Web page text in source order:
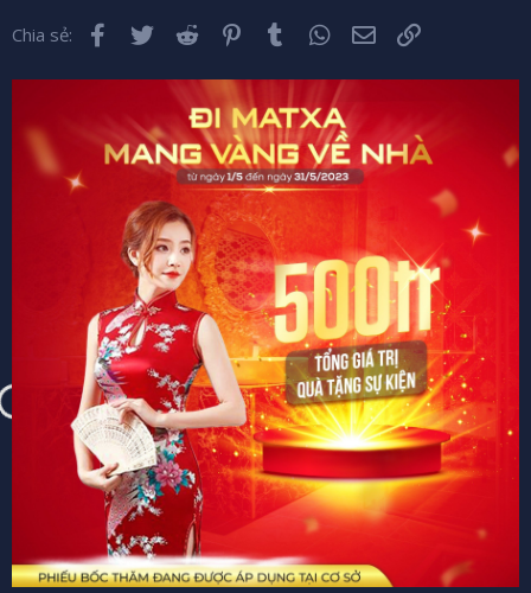
Chia sẻ: Facebook
Twitter Reddit Pinterest
Tumblr WhatsApp
Email